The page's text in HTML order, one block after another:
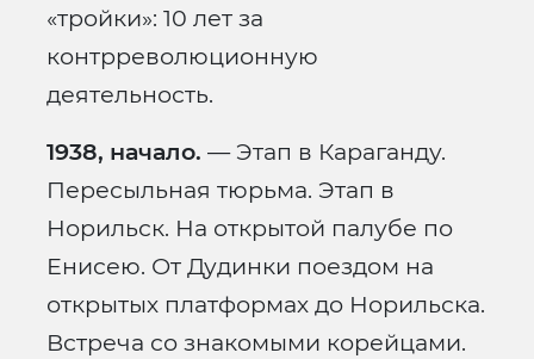
«тройки»: 10 лет за
контрреволюционную
деятельность.
1938, начало. — Этап в Караганду.
Пересыльная тюрьма. Этап в
Норильск. На открытой палубе по
Енисею. От Дудинки поездом на
открытых платформах до Норильска.
Встреча со знакомыми корейцами.